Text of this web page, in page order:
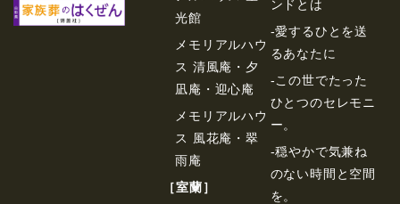
光館
メモリアルハウ
ス 清風庵・夕
凪庵・迎心庵
メモリアルハウ
ス 風花庵・翠
雨庵
［室蘭］
ンドとは
-愛するひとを送
るあなたに
-この世でたった
ひとつのセレモニ
ー。
-穏やかで気兼ね
のない時間と空間
を。